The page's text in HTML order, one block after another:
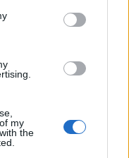
my
the
dalle leggi
il giornale e i
uno dei migliori
e Pietro Verri